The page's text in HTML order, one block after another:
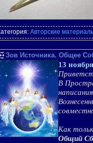
Авторские
Зов Источника. Общее
13
В
Как
Общий